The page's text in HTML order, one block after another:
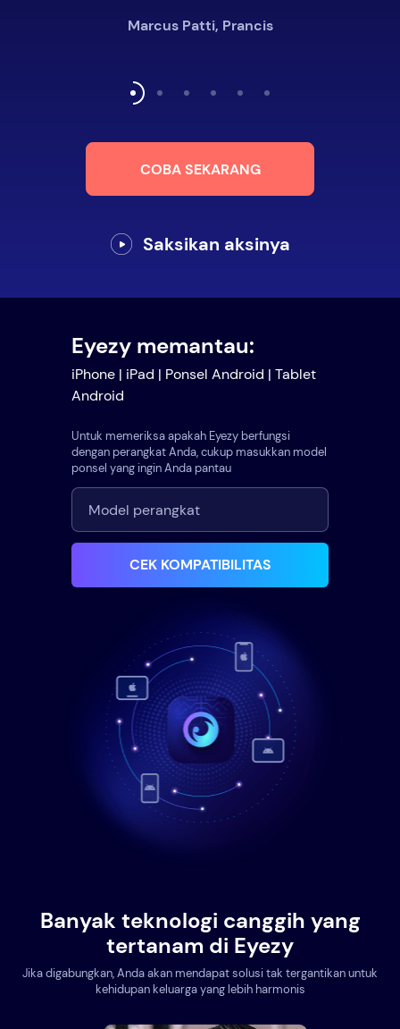
Marcus Patti, Prancis
COBA SEKARANG
Saksikan aksinya
Eyezy memantau:
iPhone | iPad | Ponsel Android | Tablet
Android
Untuk memeriksa apakah Eyezy berfungsi
dengan perangkat Anda, cukup masukkan model
ponsel yang ingin Anda pantau
CEK KOMPATIBILITAS
Banyak teknologi canggih yang
tertanam di Eyezy
Jika digabungkan, Anda akan mendapat solusi tak tergantikan untuk
kehidupan keluarga yang lebih harmonis